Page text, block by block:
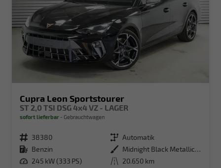
Cupra Leon Sportstourer
ST 2,0 TSI DSG 4x4 VZ - LAGER
sofort lieferbar Gebrauchtwagen
Fahrzeugnr. 38380 Getriebe Automatik
Kraftstoff Benzin Außenfarbe
Midnight Black Metallic (0E)
Leistung 245 kW (333 PS) Kilometerstand 20.650 km